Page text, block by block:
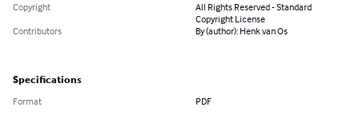
Copyright
All Rights Reserved - Standard
Copyright License
Contributors
By (author): Henk van Os
Specifications
Format PDF